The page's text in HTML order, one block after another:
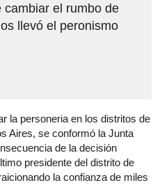
cambiar el rumbo de
llevó el peronismo
la personeria en los distritos de
Aires, se conformó la Junta
de la decisión
presidente del distrito de
la confianza de miles